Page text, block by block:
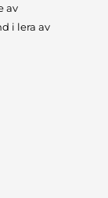
av
i lera av